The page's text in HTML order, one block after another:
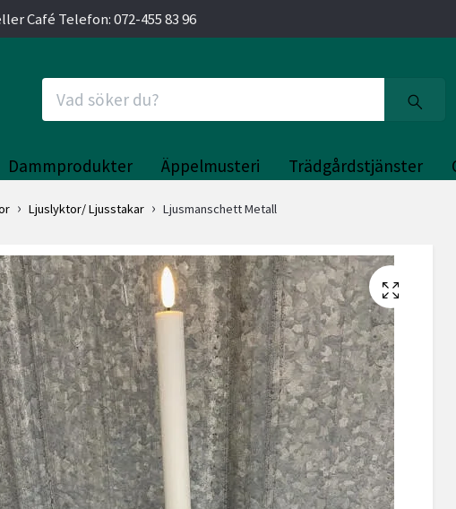
Café Telefon: 072-455 83 96
Dammprodukter Äppelmusteri Trädgårdstjänster
Ljuslyktor/ Ljusstakar Ljusmanschett Metall